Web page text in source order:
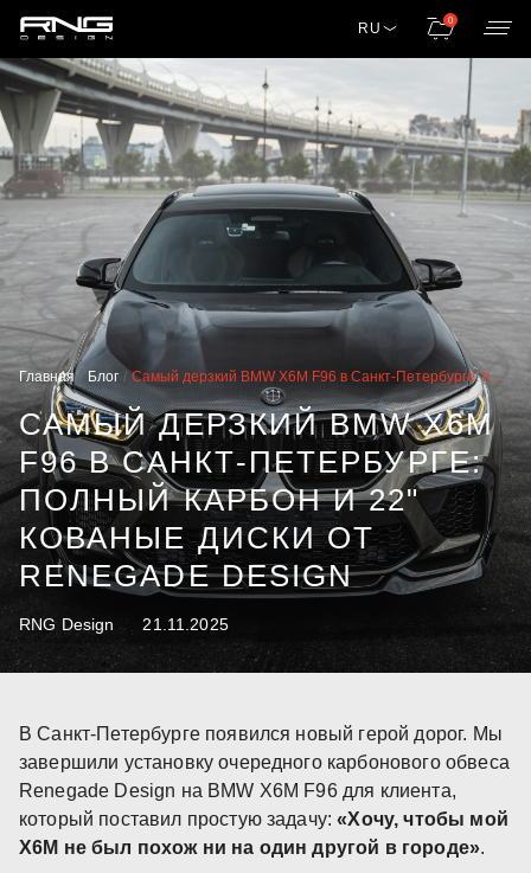
RU 0
Главная Блог Самый дерзкий BMW X6M F96 в Санкт-Петербурге: полный карбон и 22″ кованые диски от Renegade Design
САМЫЙ ДЕРЗКИЙ BMW X6M
F96 В САНКТ-ПЕТЕРБУРГЕ:
ПОЛНЫЙ КАРБОН И 22"
КОВАНЫЕ ДИСКИ ОТ
RENEGADE DESIGN
RNG Design 21.11.2025
В Санкт-Петербурге появился новый герой дорог. Мы
завершили установку очередного карбонового обвеса
Renegade Design на BMW X6M F96 для клиента,
который поставил простую задачу:«Хочу, чтобы мой
X6M не был похож ни на один другой в городе».